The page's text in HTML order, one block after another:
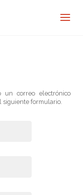
un correo electrónico
siguiente formulario.